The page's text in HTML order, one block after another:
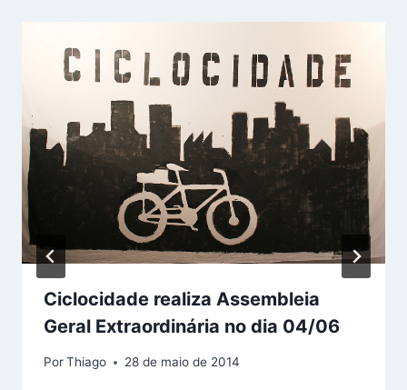
Ciclocidade realiza Assembleia
Geral Extraordinária no dia 04/06
PorThiago 28 de maio de 2014